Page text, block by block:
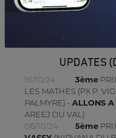
UPDATES
16/10/24 3ème
LES MATHES (PX P.
PALMYRE) - ALLONS A
AREEJ DU VAL)
06/10/24
5ème